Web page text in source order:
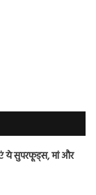
ये सुपरफूड्स, मां और